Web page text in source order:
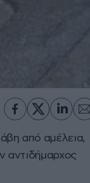
από αμέλεια,
αντιδήμαρχος